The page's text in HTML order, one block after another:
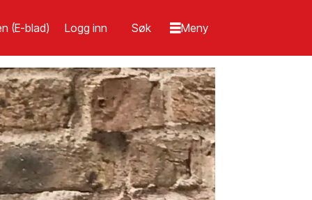
(E-blad) Logg inn